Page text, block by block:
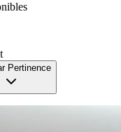
Pertinence